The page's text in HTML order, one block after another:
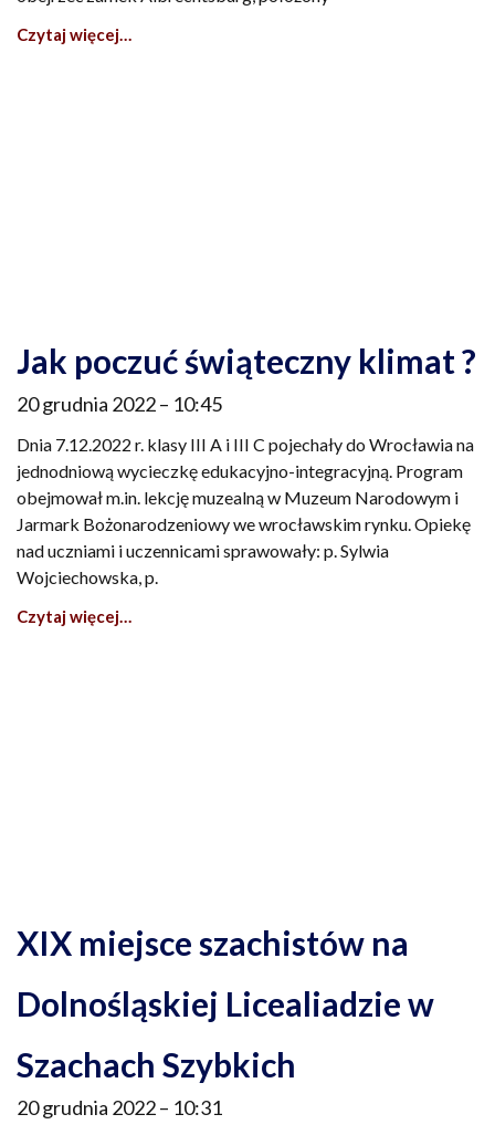
Czytaj więcej…
Jak poczuć świąteczny klimat ?
20 grudnia 2022 10:45
Dnia 7.12.2022 r. klasy III A i III C pojechały do Wrocławia na
jednodniową wycieczkę edukacyjno-integracyjną. Program
obejmował m.in. lekcję muzealną w Muzeum Narodowym i
Jarmark Bożonarodzeniowy we wrocławskim rynku. Opiekę
nad uczniami i uczennicami sprawowały: p. Sylwia
Wojciechowska, p.
Czytaj więcej…
XIX miejsce szachistów na
Dolnośląskiej Licealiadzie w
Szachach Szybkich
20 grudnia 2022 10:31